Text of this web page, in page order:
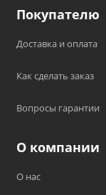
Покупателю
Доставка и оплата
Как сделать заказ
Вопросы гарантии
О компании
О нас